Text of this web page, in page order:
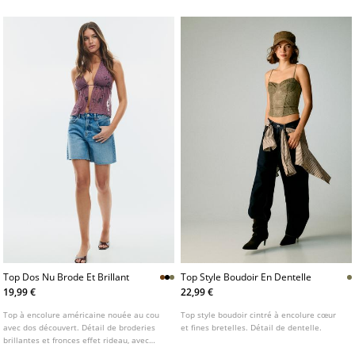
Top Dos Nu Brode Et Brillant
19,99 €
Top à encolure américaine nouée au cou
avec dos découvert. Détail de broderies
brillantes et fronces effet rideau, avec
Top Style Boudoir En Dentelle
22,99 €
Top style boudoir cintré à encolure cœur
et fines bretelles. Détail de dentelle.